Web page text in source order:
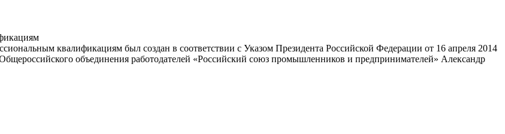
квалификациям был создан в соответствии с Указом Президента Российской Федерации от 16 апреля 2014
объединения работодателей «Российский союз промышленников и предпринимателей» Александр